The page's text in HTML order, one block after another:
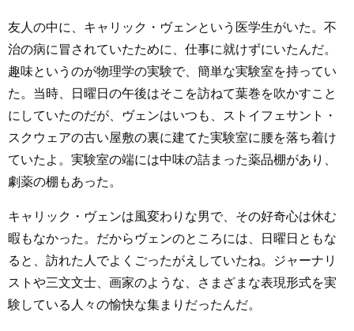
友人の中に、キャリック・ヴェンという医学生がいた。不
治の病に冒されていたために、仕事に就けずにいたんだ。
趣味というのが物理学の実験で、簡単な実験室を持ってい
た。当時、日曜日の午後はそこを訪ねて葉巻を吹かすこと
にしていたのだが、ヴェンはいつも、ストイフェサント・
スクウェアの古い屋敷の裏に建てた実験室に腰を落ち着け
ていたよ。実験室の端には中味の詰まった薬品棚があり、
劇薬の棚もあった。
キャリック・ヴェンは風変わりな男で、その好奇心は休む
暇もなかった。だからヴェンのところには、日曜日ともな
ると、訪れた人でよくごったがえしていたね。ジャーナリ
ストや三文文士、画家のような、さまざまな表現形式を実
験している人々の愉快な集まりだったんだ。